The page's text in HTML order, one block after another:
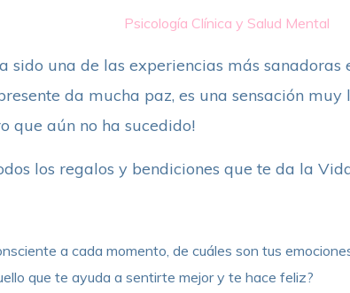
Psicología Clínica y Salud Mental
sido una de las experiencias más sanadoras
da mucha paz, es una sensación
que aún no ha sucedido!
los regalos y bendiciones que te da la
a cada momento, de cuáles son tus
que te ayuda a sentirte mejor y te hace feliz?